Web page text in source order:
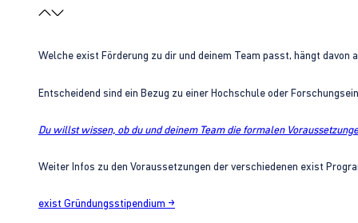
Welche exist Förderung zu dir und deinem Team passt, hängt
Entscheidend sind ein Bezug zu einer Hochschule oder
Du willst wissen, ob du und deinem Team die formalen
Weiter Infos zu den Voraussetzungen der verschiedenen exist
exist Gründungsstipendium →